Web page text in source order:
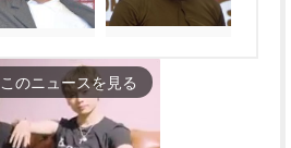
このニュースを見る